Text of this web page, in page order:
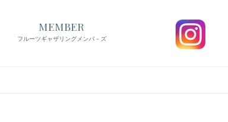
MEMBER
フルーツギャザリングメンバ－ズ